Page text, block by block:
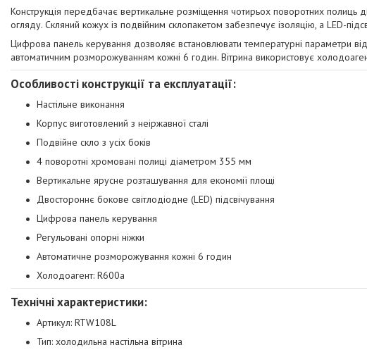
Конструкція передбачає вертикальне розміщення чотирьох поворотних
огляду. Скляний кожух із подвійним склопакетом забезпечує ізоляцію, а LED-
Цифрова панель керування дозволяє встановлювати температурні параметри
автоматичним розморожуванням кожні 6 годин. Вітрина використовує
Особливості конструкції та експлуатації:
Настільне виконання
Корпус виготовлений з неіржавної сталі
Подвійне скло з усіх боків
4 поворотні хромовані полиці діаметром 355 мм
Вертикальне ярусне розташування для економії площі
Двостороннє бокове світлодіодне (LED) підсвічування
Цифрова панель керування
Регульовані опорні ніжки
Автоматичне розморожування кожні 6 годин
Холодоагент: R600a
Технічні характеристики:
Артикул: RTW108L
Тип: холодильна настільна вітрина